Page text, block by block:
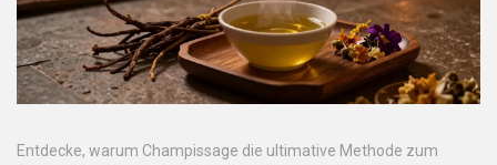
Entdecke, warum Champissage die ultimative Methode zum